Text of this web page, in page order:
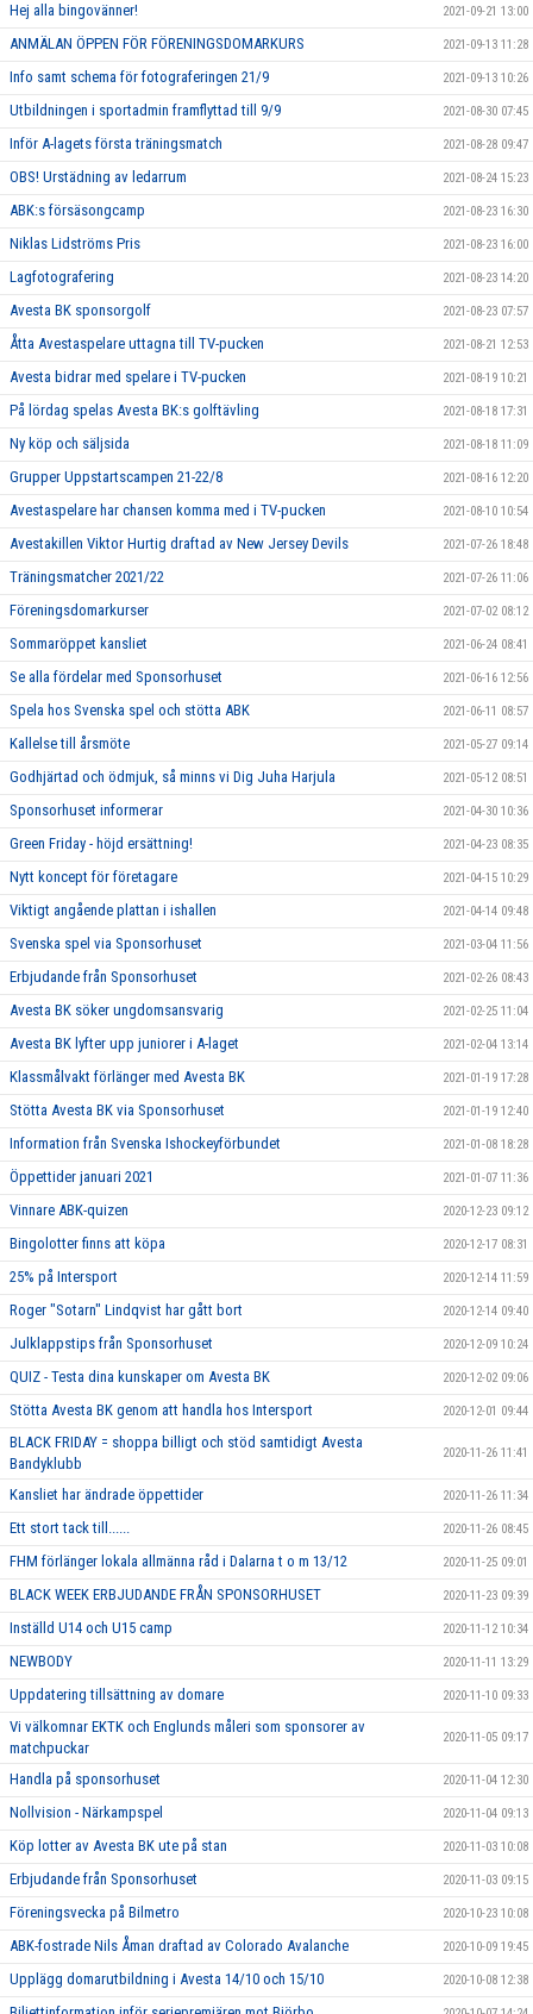
Hej alla bingovänner! 2021-09-21 13:00
ANMÄLAN ÖPPEN FÖR FÖRENINGSDOMARKURS 2021-09-13 11:28
Info samt schema för fotograferingen 21/9 2021-09-13 10:26
Utbildningen i sportadmin framflyttad till 9/9 2021-08-30 07:45
Inför A-lagets första träningsmatch 2021-08-28 09:47
OBS! Urstädning av ledarrum 2021-08-24 15:23
ABK:s försäsongcamp 2021-08-23 16:30
Niklas Lidströms Pris 2021-08-23 16:00
Lagfotografering 2021-08-23 14:20
Avesta BK sponsorgolf 2021-08-23 07:57
Åtta Avestaspelare uttagna till TV-pucken 2021-08-21 12:53
Avesta bidrar med spelare i TV-pucken 2021-08-19 10:21
På lördag spelas Avesta BK:s golftävling 2021-08-18 17:31
Ny köp och säljsida 2021-08-18 11:09
Grupper Uppstartscampen 21-22/8 2021-08-16 12:20
Avestaspelare har chansen komma med i TV-pucken 2021-08-10 10:54
Avestakillen Viktor Hurtig draftad av New Jersey Devils 2021-07-26 18:48
Träningsmatcher 2021/22 2021-07-26 11:06
Föreningsdomarkurser 2021-07-02 08:12
Sommaröppet kansliet 2021-06-24 08:41
Se alla fördelar med Sponsorhuset 2021-06-16 12:56
Spela hos Svenska spel och stötta ABK 2021-06-11 08:57
Kallelse till årsmöte 2021-05-27 09:14
Godhjärtad och ödmjuk, så minns vi Dig Juha Harjula 2021-05-12 08:51
Sponsorhuset informerar 2021-04-30 10:36
Green Friday - höjd ersättning! 2021-04-23 08:35
Nytt koncept för företagare 2021-04-15 10:29
Viktigt angående plattan i ishallen 2021-04-14 09:48
Svenska spel via Sponsorhuset 2021-03-04 11:56
Erbjudande från Sponsorhuset 2021-02-26 08:43
Avesta BK söker ungdomsansvarig 2021-02-25 11:04
Avesta BK lyfter upp juniorer i A-laget 2021-02-04 13:14
Klassmålvakt förlänger med Avesta BK 2021-01-19 17:28
Stötta Avesta BK via Sponsorhuset 2021-01-19 12:40
Information från Svenska Ishockeyförbundet 2021-01-08 18:28
Öppettider januari 2021 2021-01-07 11:36
Vinnare ABK-quizen 2020-12-23 09:12
Bingolotter finns att köpa 2020-12-17 08:31
25% på Intersport 2020-12-14 11:59
Roger "Sotarn" Lindqvist har gått bort 2020-12-14 09:40
Julklappstips från Sponsorhuset 2020-12-09 10:24
QUIZ - Testa dina kunskaper om Avesta BK 2020-12-02 09:06
Stötta Avesta BK genom att handla hos Intersport 2020-12-01 09:44
BLACK FRIDAY = shoppa billigt och stöd samtidigt Avesta
Bandyklubb
2020-11-26 11:41
Kansliet har ändrade öppettider 2020-11-26 11:34
Ett stort tack till...... 2020-11-26 08:45
FHM förlänger lokala allmänna råd i Dalarna t o m 13/12 2020-11-25 09:01
BLACK WEEK ERBJUDANDE FRÅN SPONSORHUSET 2020-11-23 09:39
Inställd U14 och U15 camp 2020-11-12 10:34
NEWBODY 2020-11-11 13:29
Uppdatering tillsättning av domare 2020-11-10 09:33
Vi välkomnar EKTK och Englunds måleri som sponsorer av
matchpuckar
2020-11-05 09:17
Handla på sponsorhuset 2020-11-04 12:30
Nollvision - Närkampspel 2020-11-04 09:13
Köp lotter av Avesta BK ute på stan 2020-11-03 10:08
Erbjudande från Sponsorhuset 2020-11-03 09:15
Föreningsvecka på Bilmetro 2020-10-23 10:08
ABK-fostrade Nils Åman draftad av Colorado Avalanche 2020-10-09 19:45
Upplägg domarutbildning i Avesta 14/10 och 15/10 2020-10-08 12:38